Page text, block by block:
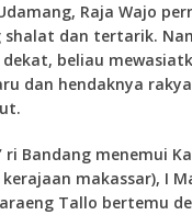
Raja Wajo
dan tertarik.
beliau
dan hendaknya
ri Bandang menemui
makassar), I
Tallo bertemu